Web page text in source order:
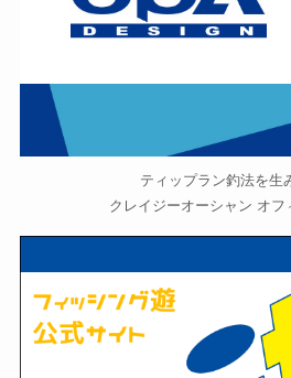
ティップラン釣法を生
クレイジーオーシャン オフ